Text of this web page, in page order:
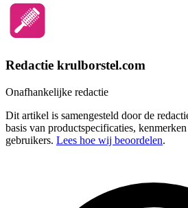
Redactie krulborstel.com
Onafhankelijke redactie
Dit artikel is samengesteld door de
basis van productspecificaties,
gebruikers. Lees hoe wij beoordelen.